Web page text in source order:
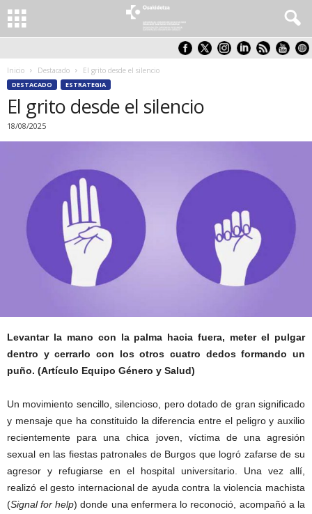
Inicio Destacado El grito desde el silencio
DESTACADO ESTRATEGIA
El grito desde el silencio
18/08/2025
Levantar la mano con la palma hacia fuera, meter el pulgar
dentro y cerrarlo con los otros cuatro dedos formando un
puño. (Artículo Equipo Género y Salud)
Un movimiento sencillo, silencioso, pero dotado de gran significado
y mensaje que ha constituido la diferencia entre el peligro y auxilio
recientemente para una chica joven, víctima de una agresión
sexual en las fiestas patronales de Burgos que logró zafarse de su
agresor y refugiarse en el hospital universitario. Una vez allí,
realizó el gesto internacional de ayuda contra la violencia machista
(Signal for help) donde una enfermera lo reconoció, acompañó a la